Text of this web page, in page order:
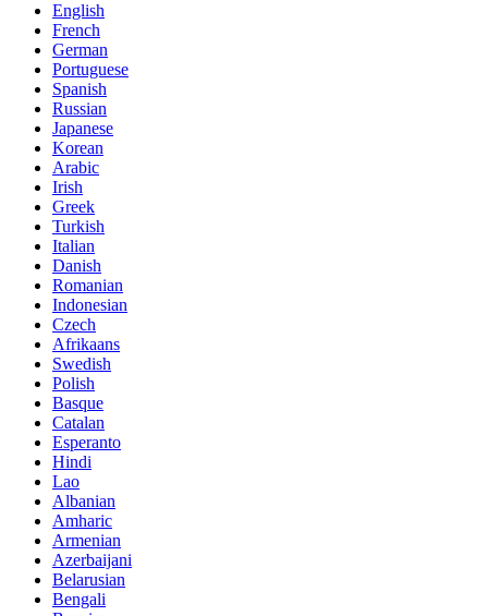
English
French
German
Portuguese
Spanish
Russian
Japanese
Korean
Arabic
Irish
Greek
Turkish
Italian
Danish
Romanian
Indonesian
Czech
Afrikaans
Swedish
Polish
Basque
Catalan
Esperanto
Hindi
Lao
Albanian
Amharic
Armenian
Azerbaijani
Belarusian
Bengali